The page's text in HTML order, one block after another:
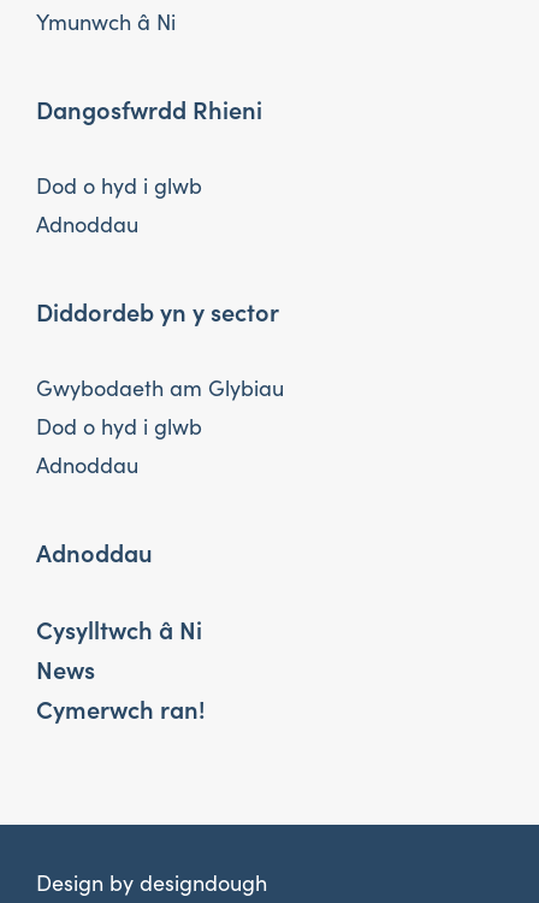
Ymunwch â Ni
Dangosfwrdd Rhieni
Dod o hyd i glwb
Adnoddau
Diddordeb yn y sector
Gwybodaeth am Glybiau
Dod o hyd i glwb
Adnoddau
Adnoddau
Cysylltwch â Ni
News
Cymerwch ran!
Design by designdough